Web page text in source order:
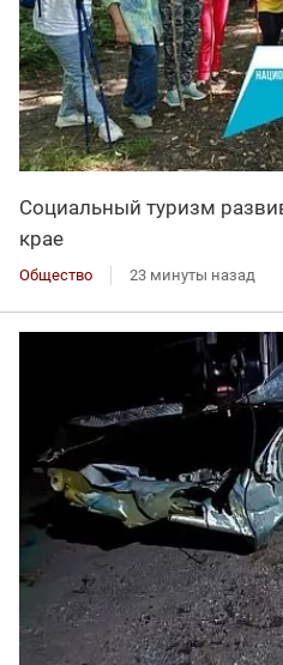
Социальный туризм
крае
Общество 23 минуты назад